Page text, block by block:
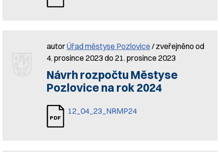
autorÚřad městyse Pozlovice / zveřejněno od
4. prosince 2023 do 21. prosince 2023
Návrh rozpočtu Městyse
Pozlovice na rok 2024
12_04_23_NRMP24